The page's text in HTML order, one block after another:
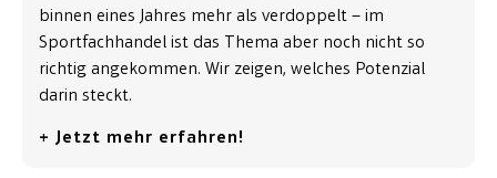
binnen eines Jahres mehr als verdoppelt – im
Sportfachhandel ist das Thema aber noch nicht so
richtig angekommen. Wir zeigen, welches Potenzial
darin steckt.
+ Jetzt mehr erfahren!